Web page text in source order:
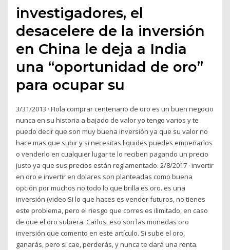
investigadores, el
desacelere de la inversión
en China le deja a India
una “oportunidad de oro”
para ocupar su
3/31/2013 · Hola comprar centenario de oro es un buen negocio
nunca en su historia a bajado de valor yo tengo varios y te
puedo decir que son muy buena inversión ya que su valor no
hace mas que subir y si necesitas liquides puedes empeñarlos
o venderlo en cualquier lugar te lo reciben pagando un precio
justo ya que sus precios están reglamentado. 2/8/2017 · invertir
en oro e invertir en dolares son planteadas como buena
opción por muchos no todo lo que brilla es oro. es una
inversión (video Si lo que haces es vender futuros, no tienes
este problema, pero el riesgo que corres es ilimitado, en caso
de que el oro subiera. Carlos, eso son las monedas oro
inversión que comento en este artículo. Si sube el oro,
ganarás, pero si cae, perderás, y nunca te dará una renta.